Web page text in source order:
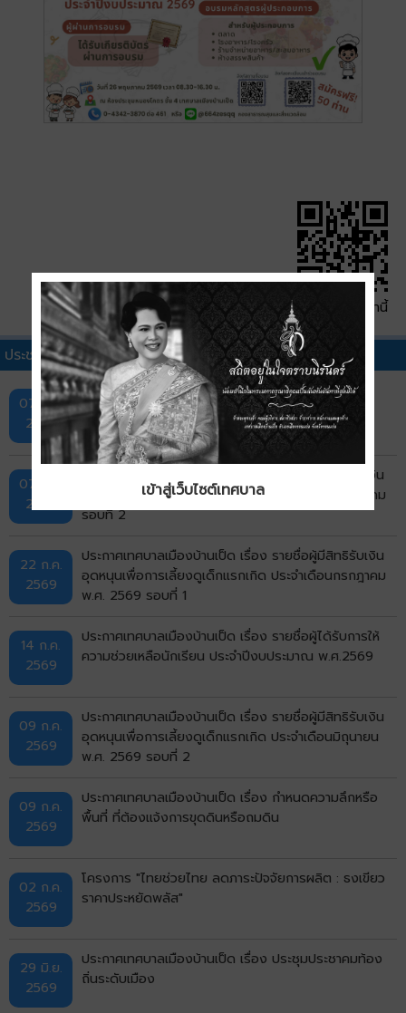
QR Code หน้านี้
ประชาสัมพันธ์เทศบาลอื่นๆ
07 ส.ค.
2569
กิจกรรมการออกหน่วยบริการ "ศูนย์สร้างสุข" ครั้งที่ 1
07 ส.ค.
2569
ประกาศเทศบาลเมืองบ้านเป็ด เรื่อง รายชื่อผู้มีสิทธิรับเงิน
อุดหนุนเพื่อการเลี้ยงดูเด็กแรกเกิด ประจำเดือนกรกฎาคม
รอบที่ 2
22 ก.ค.
2569
ประกาศเทศบาลเมืองบ้านเป็ด เรื่อง รายชื่อผู้มีสิทธิรับเงิน
อุดหนุนเพื่อการเลี้ยงดูเด็กแรกเกิด ประจำเดือนกรกฎาคม
พ.ศ. 2569 รอบที่ 1
14 ก.ค.
2569
ประกาศเทศบาลเมืองบ้านเป็ด เรื่อง รายชื่อผู้ได้รับการให้
ความช่วยเหลือนักเรียน ประจำปีงบประมาณ พ.ศ.2569
09 ก.ค.
2569
ประกาศเทศบาลเมืองบ้านเป็ด เรื่อง รายชื่อผู้มีสิทธิรับเงิน
อุดหนุนเพื่อการเลี้ยงดูเด็กแรกเกิด ประจำเดือนมิถุนายน
พ.ศ. 2569 รอบที่ 2
09 ก.ค.
2569
ประกาศเทศบาลเมืองบ้านเป็ด เรื่อง กำหนดความลึกหรือ
พื้นที่ ที่ต้องแจ้งการขุดดินหรือถมดิน
02 ก.ค.
2569
โครงการ "ไทยช่วยไทย ลดภาระปัจจัยการผลิต : ธงเขียว
ราคาประหยัดพลัส"
29 มิ.ย.
2569
ประกาศเทศบาลเมืองบ้านเป็ด เรื่อง ประชุมประชาคมท้อง
ถิ่นระดับเมือง
เข้าสู่เว็บไซต์เทศบาล